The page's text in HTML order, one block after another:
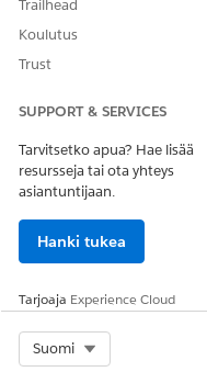
Trailhead
Koulutus
Trust
SUPPORT & SERVICES
Tarvitsetko apua? Hae lisää
resursseja tai ota yhteys
asiantuntijaan.
Hanki tukea
Tarjoaja Experience Cloud
Suomi